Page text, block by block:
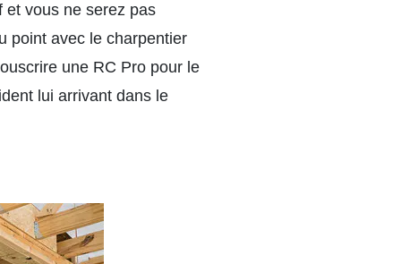
et vous ne serez pas
point avec le charpentier
une RC Pro pour le
lui arrivant dans le